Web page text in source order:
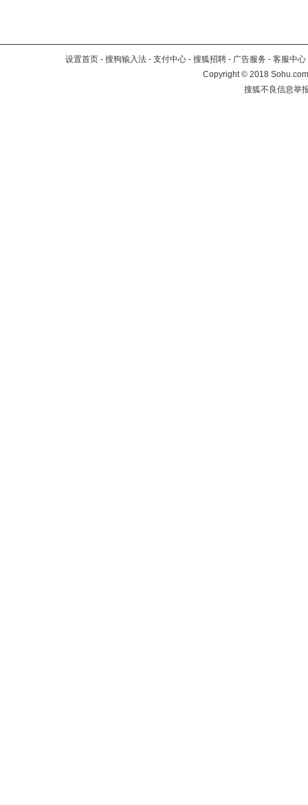
设置首页 - 搜狗输入法 - 支付中心 - 搜狐招聘 - 广告服务 - 客服中心
Copyright©2018
搜狐不良信息举